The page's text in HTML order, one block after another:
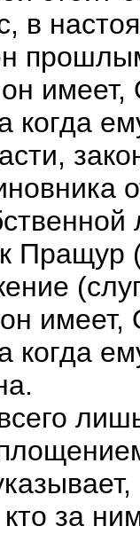
в
имеет,
когда
имеет,
когда
за